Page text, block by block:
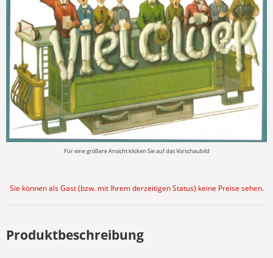
Für eine größere Ansicht klicken Sie auf das Vorschaubild
Sie können als Gast (bzw. mit Ihrem derzeitigen Status) keine Preise sehen.
Produktbeschreibung